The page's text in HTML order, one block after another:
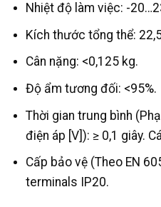
Nhiệt độ làm việc: -
Kích thước tổng thể:
Cân nặng: <0,125 kg.
Độ ẩm tương đối: <95%.
Thời gian trung bình
điện áp [V]): ≥ 0,1 giây.
Cấp bảo vệ (Theo EN
terminals IP20.